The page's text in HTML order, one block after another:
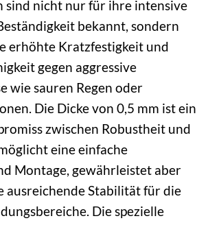
sind nicht nur für ihre intensive
bekannt, sondern
erhöhte Kratzfestigkeit und
gegen aggressive
wie sauren Regen oder
Die Dicke von 0,5 mm ist ein
zwischen Robustheit und
eine einfache
Montage, gewährleistet aber
ausreichende Stabilität für die
Die spezielle